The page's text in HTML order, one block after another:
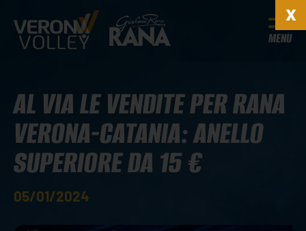
MENU
AL VIA LE VENDITE PER RANA
VERONA-CATANIA: ANELLO
SUPERIORE DA 15 €
05/01/2024